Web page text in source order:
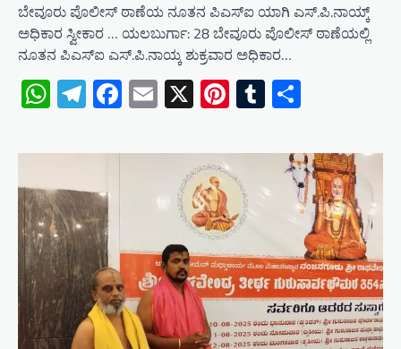
ಬೇವೂರು ಪೊಲೀಸ್ ಠಾಣೆಯ ನೂತನ ಪಿಎಸ್ಐ ಯಾಗಿ ಎಸ್.ಪಿ.ನಾಯ್ಕ್
ಅಧಿಕಾರ ಸ್ವೀಕಾರ … ಯಲಬುರ್ಗಾ: 28 ಬೇವೂರು ಪೊಲೀಸ್ ಠಾಣೆಯಲ್ಲಿ
ನೂತನ ಪಿಎಸ್ಐ ಎಸ್.ಪಿ.ನಾಯ್ಕ ಶುಕ್ರವಾರ ಅಧಿಕಾರ…
WhatsApp
Telegram
Facebook
Email
X Pinterest
Tumblr